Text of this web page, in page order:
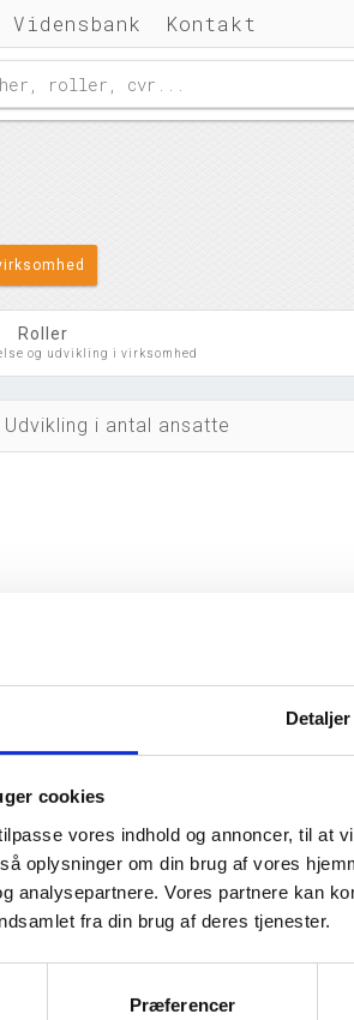
Detaljer
cookies
vores indhold og annoncer, til at
oplysninger om din brug af vores
analysepartnere. Vores partnere kan
fra din brug af deres tjenester.
Præferencer
Vidensbank Kontakt
Roller
og udvikling i virksomhed
Udvikling i antal ansatte
Virksomhedshistorik